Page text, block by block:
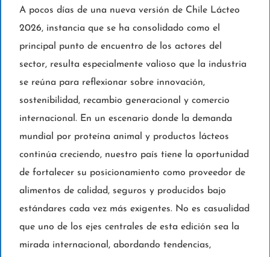
A pocos días de una nueva versión de Chile Lácteo
2026, instancia que se ha consolidado como el
principal punto de encuentro de los actores del
sector, resulta especialmente valioso que la industria
se reúna para reflexionar sobre innovación,
sostenibilidad, recambio generacional y comercio
internacional. En un escenario donde la demanda
mundial por proteína animal y productos lácteos
continúa creciendo, nuestro país tiene la oportunidad
de fortalecer su posicionamiento como proveedor de
alimentos de calidad, seguros y producidos bajo
estándares cada vez más exigentes. No es casualidad
que uno de los ejes centrales de esta edición sea la
mirada internacional, abordando tendencias,